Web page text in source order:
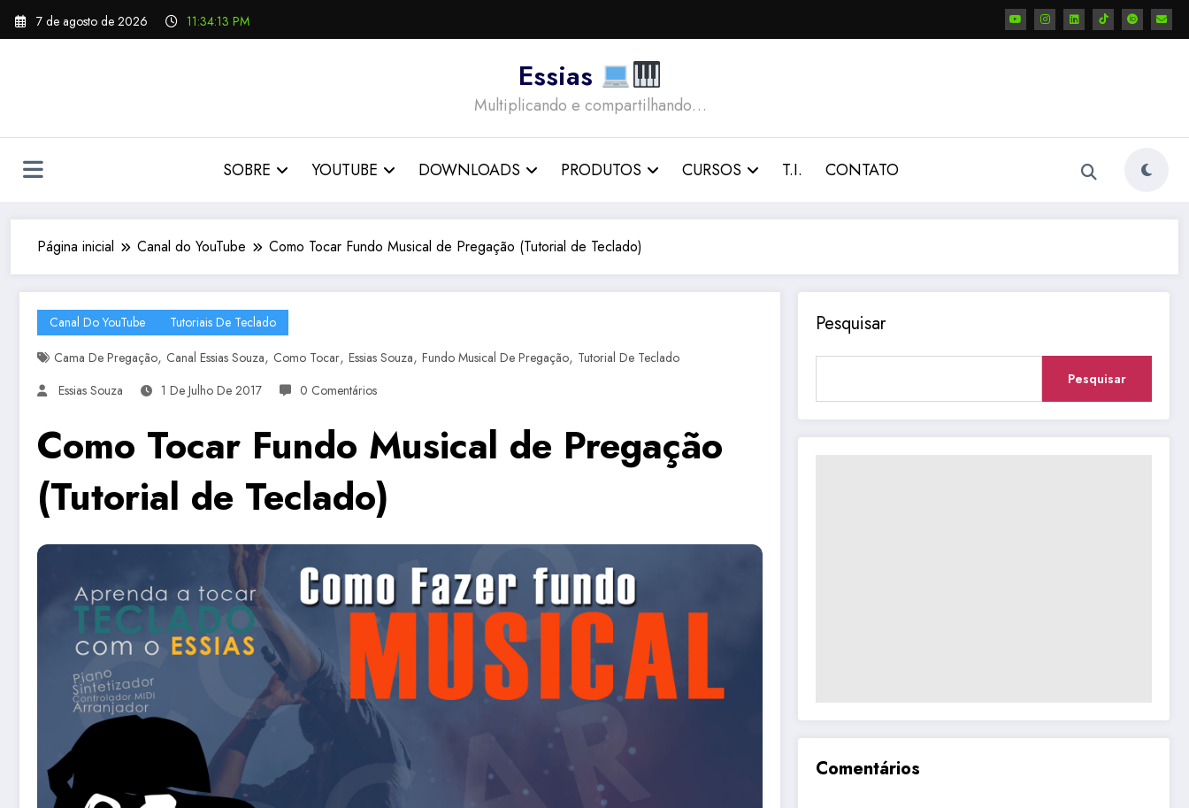
Pular
para
7 de agosto de 2026 11:34:15 PM
Essias
Multiplicando e compartilhando…
SOBRE YOUTUBE DOWNLOADS PRODUTOS CURSOS T.I. CONTATO
Página inicial Canal do YouTube Como Tocar Fundo Musical de Pregação (Tutorial de Teclado)
Canal Do YouTube
Tutoriais De Teclado
Cama De Pregação, Canal Essias Souza, Como Tocar, Essias Souza, Fundo Musical De Pregação, Tutorial De Teclado
Essias Souza
1 De Julho De 2017 0 Comentários
Como Tocar Fundo Musical de Pregação
(Tutorial de Teclado)
Pesquisar
Pesquisar
Comentários